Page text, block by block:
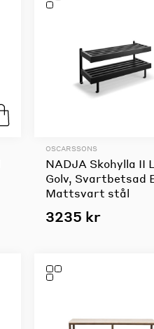
OSCARSSONS
NADJA Skohylla II
Golv, Svartbetsad
Mattsvart stål
3235 kr